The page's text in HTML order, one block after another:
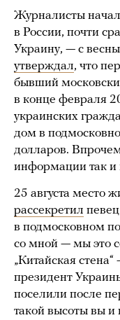
Журналисты
в России, почти
Украину, — с
утверждал, что
бывший
в конце февраля
украинских
дом в
долларов.
информации так и
25 августа место
рассекретил
в подмосковном
со мной — мы это
„Китайская
президент
поселили после
такой высоты вы и